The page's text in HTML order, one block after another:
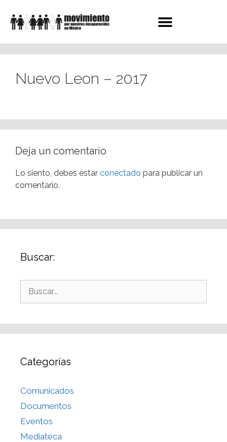
Nuevo Leon – 2017
Deja un comentario
Lo siento, debes estar conectado para publicar un
comentario.
Buscar:
Categorías
Comunicados
Documentos
Eventos
Mediateca